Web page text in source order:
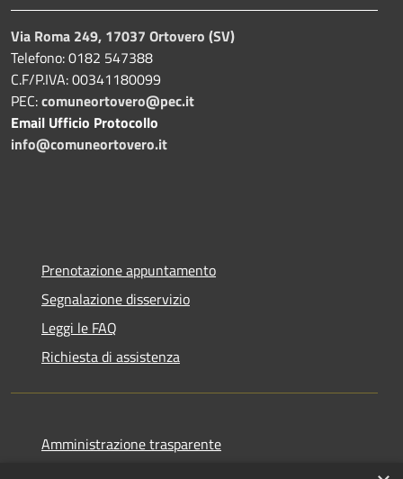
Via Roma 249, 17037 Ortovero (SV)
Telefono: 0182 547388
C.F/P.IVA: 00341180099
PEC:comuneortovero@pec.it
Email Ufficio Protocollo
info@comuneortovero.it
Prenotazione appuntamento
Segnalazione disservizio
Leggi le FAQ
Richiesta di assistenza
Amministrazione trasparente